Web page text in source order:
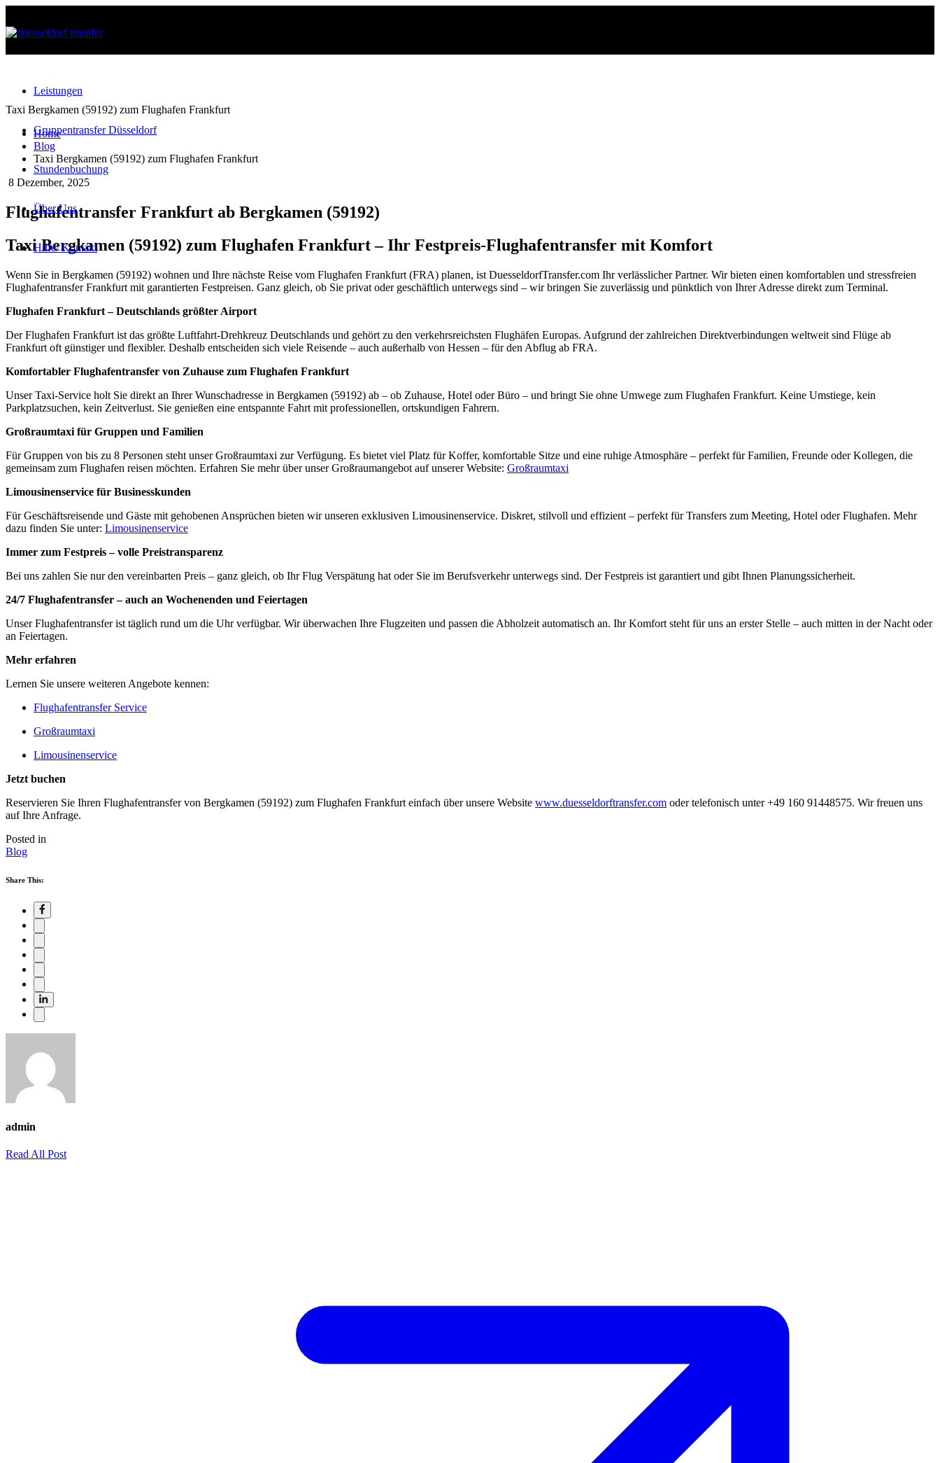
Leistungen
Gruppentransfer Düsseldorf
Stundenbuchung
Über Uns
Hilfe/ Kontakt
info@duesseldorftransfer.com
+4916091448575
Taxi Bergkamen (59192) zum Flughafen Frankfurt
Home
Blog
Taxi Bergkamen (59192) zum Flughafen Frankfurt
8 Dezember, 2025
Flughafentransfer Frankfurt ab Bergkamen (59192)
Taxi Bergkamen (59192) zum Flughafen Frankfurt – Ihr Festpreis-Flughafentransfer mit Komfort
Wenn Sie in Bergkamen (59192) wohnen und Ihre nächste Reise vom Flughafen Frankfurt (FRA) planen, ist DuesseldorfTransfer.com Ihr verlässlicher Partner. Wir bieten einen komfortablen und stressfreien
Flughafentransfer Frankfurt mit garantierten Festpreisen. Ganz gleich, ob Sie privat oder geschäftlich unterwegs sind – wir bringen Sie zuverlässig und pünktlich von Ihrer Adresse direkt zum Terminal.
Flughafen Frankfurt – Deutschlands größter Airport
Der Flughafen Frankfurt ist das größte Luftfahrt-Drehkreuz Deutschlands und gehört zu den verkehrsreichsten Flughäfen Europas. Aufgrund der zahlreichen Direktverbindungen weltweit sind Flüge ab
Frankfurt oft günstiger und flexibler. Deshalb entscheiden sich viele Reisende – auch außerhalb von Hessen – für den Abflug ab FRA.
Komfortabler Flughafentransfer von Zuhause zum Flughafen Frankfurt
Unser Taxi-Service holt Sie direkt an Ihrer Wunschadresse in Bergkamen (59192) ab – ob Zuhause, Hotel oder Büro – und bringt Sie ohne Umwege zum Flughafen Frankfurt. Keine Umstiege, kein
Parkplatzsuchen, kein Zeitverlust. Sie genießen eine entspannte Fahrt mit professionellen, ortskundigen Fahrern.
Großraumtaxi für Gruppen und Familien
Für Gruppen von bis zu 8 Personen steht unser Großraumtaxi zur Verfügung. Es bietet viel Platz für Koffer, komfortable Sitze und eine ruhige Atmosphäre – perfekt für Familien, Freunde oder Kollegen, die
gemeinsam zum Flughafen reisen möchten. Erfahren Sie mehr über unser Großraumangebot auf unserer Website: Großraumtaxi
Limousinenservice für Businesskunden
Für Geschäftsreisende und Gäste mit gehobenen Ansprüchen bieten wir unseren exklusiven Limousinenservice. Diskret, stilvoll und effizient – perfekt für Transfers zum Meeting, Hotel oder Flughafen. Mehr
dazu finden Sie unter: Limousinenservice
Immer zum Festpreis – volle Preistransparenz
Bei uns zahlen Sie nur den vereinbarten Preis – ganz gleich, ob Ihr Flug Verspätung hat oder Sie im Berufsverkehr unterwegs sind. Der Festpreis ist garantiert und gibt Ihnen Planungssicherheit.
24/7 Flughafentransfer – auch an Wochenenden und Feiertagen
Unser Flughafentransfer ist täglich rund um die Uhr verfügbar. Wir überwachen Ihre Flugzeiten und passen die Abholzeit automatisch an. Ihr Komfort steht für uns an erster Stelle – auch mitten in der Nacht oder
an Feiertagen.
Mehr erfahren
Lernen Sie unsere weiteren Angebote kennen:
Flughafentransfer Service
Großraumtaxi
Limousinenservice
Jetzt buchen
Reservieren Sie Ihren Flughafentransfer von Bergkamen (59192) zum Flughafen Frankfurt einfach über unsere Website www.duesseldorftransfer.com oder telefonisch unter +49 160 91448575. Wir freuen uns
auf Ihre Anfrage.
Posted in
Blog
Share This:
admin
Read All Post